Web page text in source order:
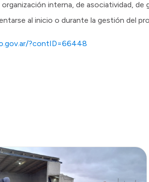
interna, de asociatividad,
al inicio o durante la gestión del
?contID=66448